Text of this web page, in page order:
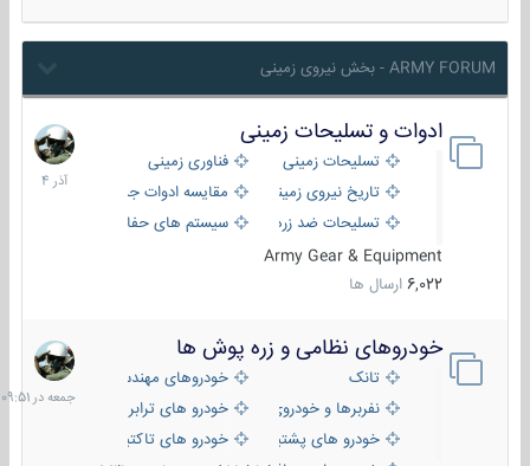
ARMY FORUM - بخش نیروی زمینی
ادوات و تسلیحات زمینی
تسلیحات زمینی
فناوری زمینی
تاریخ نیروی زمینی
مقایسه ادوات جنگی
تسلیحات ضد زره
سیستم های حفاظت فعال
Army Gear & Equipment
6,022 ارسال ها
21
آذر
1404
خودروهای نظامی و زره پوش ها
تانک
خودروهای مهندسی
نفربرها و خودروی های رزمی پیاده نظام
خودرو های ترابری نظامی
خودرو های پشتیبانی آتش ، شناسایی و ضد تانک
خودرو های تاکتیکی نظامی
جمعه
در
09:51